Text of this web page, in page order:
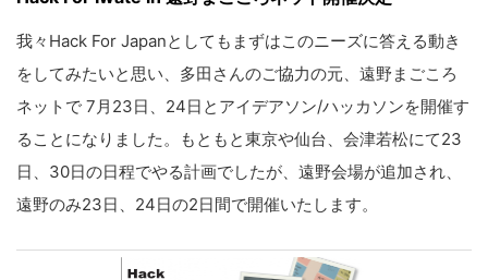
我々Hack For Japanとしてもまずはこのニーズに答える動き
をしてみたいと思い、多田さんのご協力の元、遠野まごころ
ネットで 7月23日、24日とアイデアソン/ハッカソンを開催す
ることになりました。もともと東京や仙台、会津若松にて23
日、30日の日程でやる計画でしたが、遠野会場が追加され、
遠野のみ23日、24日の2日間で開催いたします。